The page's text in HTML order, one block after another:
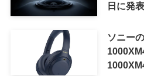
日に発
ソニー